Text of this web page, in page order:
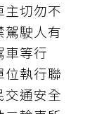
主切勿不
駕駛人有
車等行
位執行聯
交通安全